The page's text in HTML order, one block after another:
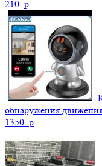
210. p
обнаружения
1350. p